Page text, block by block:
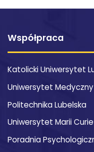
Współpraca
Katolicki Uniwersytet
Uniwersytet Medyczny
Politechnika Lubelska
Uniwersytet Marii
Poradnia